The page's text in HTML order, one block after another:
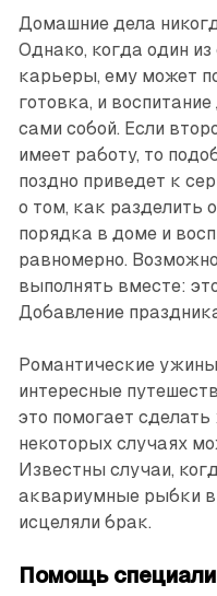
Домашние дела
Однако, когда один из
карьеры, ему может
готовка, и
сами собой. Если
имеет работу, то
поздно приведет к
о том, как разделить
порядка в доме и
равномерно.
выполнять вместе:
Добавление
Романтические
интересные
это помогает
некоторых случаях
Известны случаи,
аквариумные рыбки
исцеляли брак.
Помощь